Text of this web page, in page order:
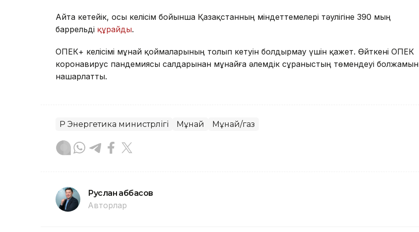
Айта кетейік, осы келісім бойынша Қазақстанның міндеттемелері тәулігіне 390 мың
баррельді құрайды.
ОПЕК+ келісімі мұнай қоймаларының толып кетуін болдырмау үшін қажет. Өйткені ОПЕК
коронавирус пандемиясы салдарынан мұнайға әлемдік сұраныстың төмендеуі болжамын
нашарлатты.
ҚР Энергетика министрлігі Мұнай Мұнай/газ
Руслан Ғаббасов
Авторлар